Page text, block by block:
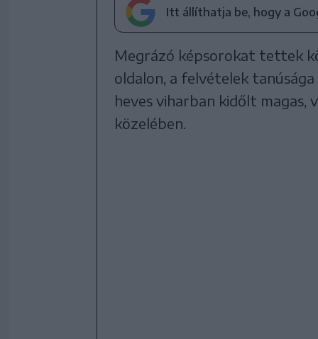
Itt állíthatja be, hogy a
Megrázó képsorokat tettek
oldalon, a felvételek
heves viharban kidőlt magas,
közelében.